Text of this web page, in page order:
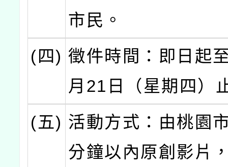
市民。
(四) 徵件時間：即日起
月21日（星期四）
(五) 活動方式：由桃園
分鐘以內原創影片